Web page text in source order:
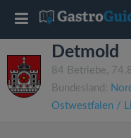
Detmold
84 Betriebe,
Bundesland:
Ostwestfalen /
T
o
g